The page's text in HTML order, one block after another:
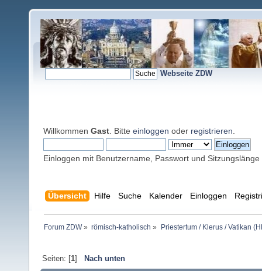
Webseite ZDW
Willkommen Gast . Bitte einloggen oder registrieren
Einloggen mit Benutzername, Passwort und Sitzungslänge
Übersicht Hilfe Suche Kalender Einloggen
Forum ZDW» römisch-katholisch » Priestertum / Klerus / Vatikan
Seiten: [1] Nach unten